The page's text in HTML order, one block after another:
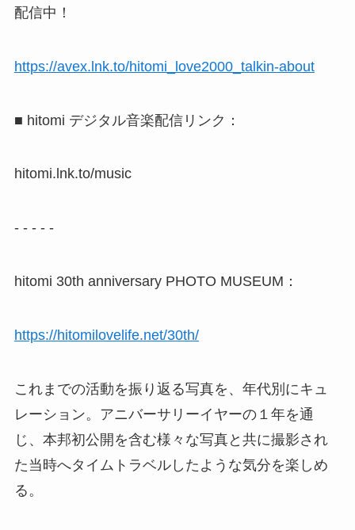
配信中！
https://avex.lnk.to/hitomi_love2000_talkin-about
■ hitomi デジタル音楽配信リンク：
hitomi.lnk.to/music
- - - - -
hitomi 30th anniversary PHOTO MUSEUM：
https://hitomilovelife.net/30th/
これまでの活動を振り返る写真を、年代別にキュ
レーション。アニバーサリーイヤーの１年を通
じ、本邦初公開を含む様々な写真と共に撮影され
た当時へタイムトラベルしたような気分を楽しめ
る。